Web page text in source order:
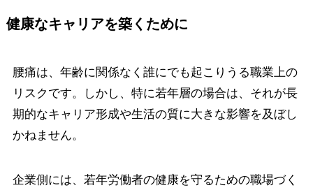
健康なキャリアを築くために
腰痛は、年齢に関係なく誰にでも起こりうる職業上の
リスクです。しかし、特に若年層の場合は、それが長
期的なキャリア形成や生活の質に大きな影響を及ぼし
かねません。
企業側には、若年労働者の健康を守るための職場づく